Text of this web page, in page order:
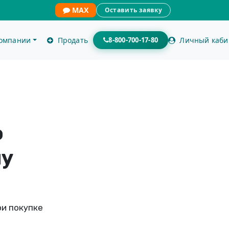
MAX Оставить заявку
Продать 8-800-700-17-80 Личный
покупке